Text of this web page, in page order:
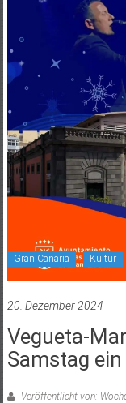
Gran Canaria Kultur
20. Dezember 2024
Vegueta-
Samstag
Veröffentlicht von: